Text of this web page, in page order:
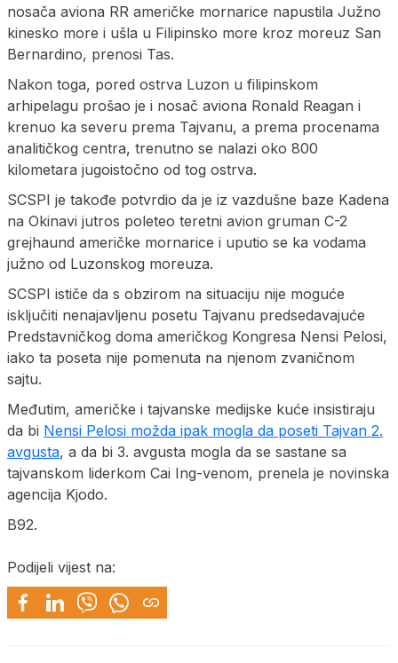
nosača aviona RR američke mornarice napustila Južno
kinesko more i ušla u Filipinsko more kroz moreuz San
Bernardino, prenosi Tas.
Nakon toga, pored ostrva Luzon u filipinskom
arhipelagu prošao je i nosač aviona Ronald Reagan i
krenuo ka severu prema Tajvanu, a prema procenama
analitičkog centra, trenutno se nalazi oko 800
kilometara jugoistočno od tog ostrva.
SCSPI je takođe potvrdio da je iz vazdušne baze Kadena
na Okinavi jutros poleteo teretni avion gruman C-2
grejhaund američke mornarice i uputio se ka vodama
južno od Luzonskog moreuza.
SCSPI ističe da s obzirom na situaciju nije moguće
isključiti nenajavljenu posetu Tajvanu predsedavajuće
Predstavničkog doma američkog Kongresa Nensi Pelosi,
iako ta poseta nije pomenuta na njenom zvaničnom
sajtu.
Međutim, američke i tajvanske medijske kuće insistiraju
da bi Nensi Pelosi možda ipak mogla da poseti Tajvan 2.
avgusta, a da bi 3. avgusta mogla da se sastane sa
tajvanskom liderkom Cai Ing-venom, prenela je novinska
agencija Kjodo.
B92.
Podijeli vijest na: